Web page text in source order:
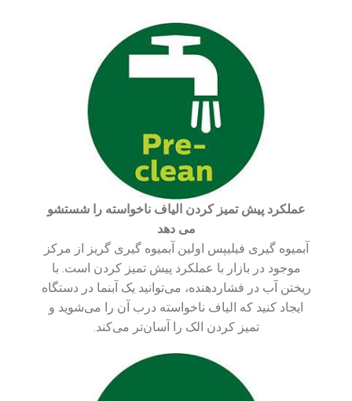
عملکرد پیش تمیز کردن الیاف ناخواسته را شستشو
می دهد
آبمیوه گیری فیلیپس اولین آبمیوه گیری گریز از مرکز
موجود در بازار با عملکرد پیش تمیز کردن است. با
ریختن آب در فشاردهنده، می‌توانید یک آبنما در دستگاه
ایجاد کنید که الیاف ناخواسته درب آن را می‌شوید و
تمیز کردن الک را آسان‌تر می‌کند.